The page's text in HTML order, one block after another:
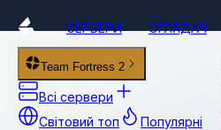
СЕРВЕРИ ОГЛЯДАЧ
Team Fortress 2
Всі сервери
Світовий топ
Популярні